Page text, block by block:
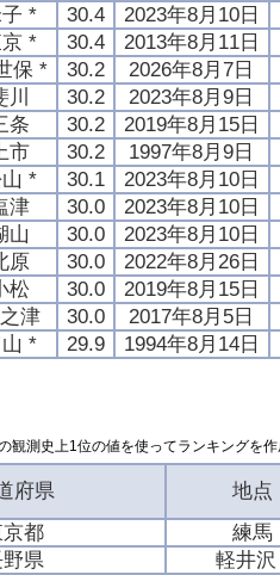
* 30.4
2023年8月10日
* 30.4
2013年8月11日
保 * 30.2
2026年8月7日
川 30.2
2023年8月9日
条 30.2
2019年8月15日
市 30.2
1997年8月9日
* 30.1
2023年8月10日
津 30.0
2023年8月10日
山 30.0
2023年8月10日
原 30.0
2022年8月26日
松 30.0
2019年8月15日
津 30.0
2017年8月5日
* 29.9 1994年8月14日
観測史上1位の値を使ってランキングを作
府県
地点
京都
練馬
野県
軽井